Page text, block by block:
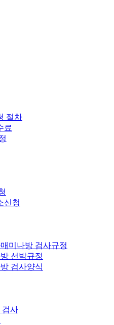
절차
료
신청
미나방 검사규정
선박규정
검사양식
검사